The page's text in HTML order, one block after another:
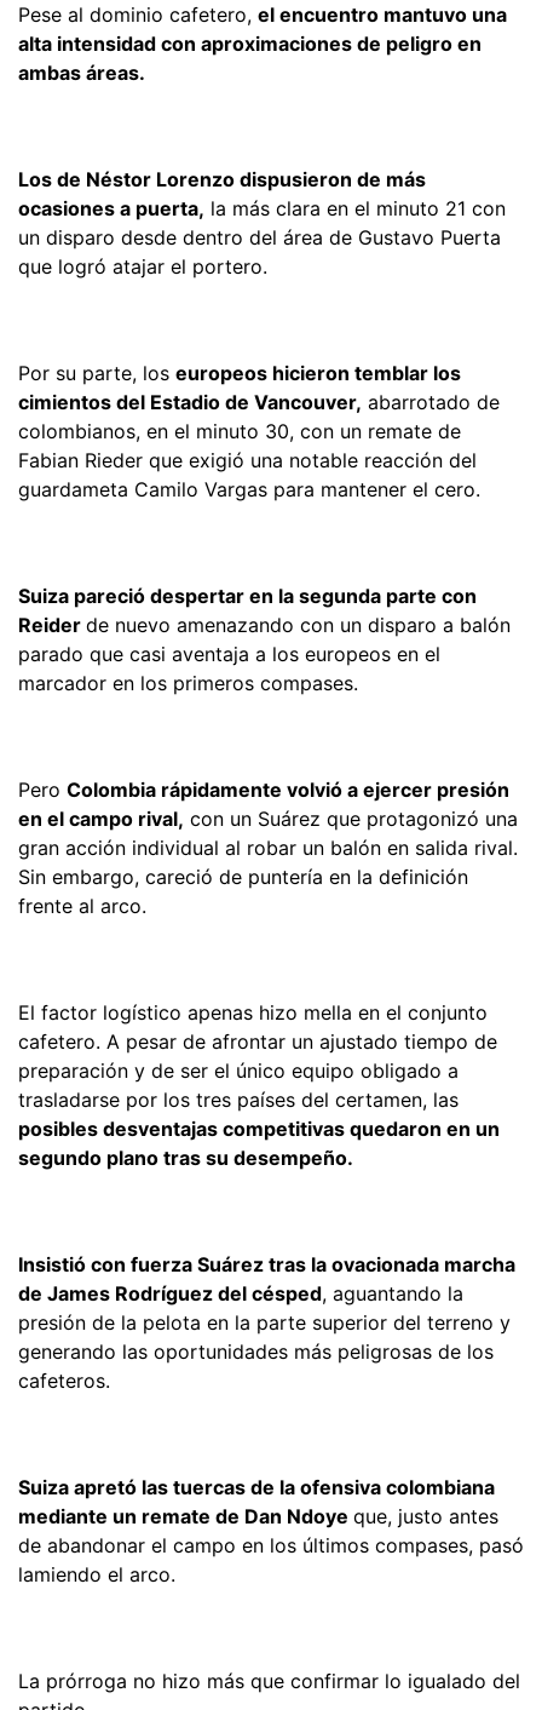
Pese al dominio cafetero, el encuentro mantuvo una
alta intensidad con aproximaciones de peligro en
ambas áreas.
Los de Néstor Lorenzo dispusieron de más
ocasiones a puerta, la más clara en el minuto 21 con
un disparo desde dentro del área de Gustavo Puerta
que logró atajar el portero.
Por su parte, los europeos hicieron temblar los
cimientos del Estadio de Vancouver, abarrotado de
colombianos, en el minuto 30, con un remate de
Fabian Rieder que exigió una notable reacción del
guardameta Camilo Vargas para mantener el cero.
Suiza pareció despertar en la segunda parte con
Reider de nuevo amenazando con un disparo a balón
parado que casi aventaja a los europeos en el
marcador en los primeros compases.
Pero Colombia rápidamente volvió a ejercer presión
en el campo rival, con un Suárez que protagonizó una
gran acción individual al robar un balón en salida rival.
Sin embargo, careció de puntería en la definición
frente al arco.
El factor logístico apenas hizo mella en el conjunto
cafetero. A pesar de afrontar un ajustado tiempo de
preparación y de ser el único equipo obligado a
trasladarse por los tres países del certamen, las
posibles desventajas competitivas quedaron en un
segundo plano tras su desempeño.
Insistió con fuerza Suárez tras la ovacionada marcha
de James Rodríguez del césped, aguantando la
presión de la pelota en la parte superior del terreno y
generando las oportunidades más peligrosas de los
cafeteros.
Suiza apretó las tuercas de la ofensiva colombiana
mediante un remate de Dan Ndoye que, justo antes
de abandonar el campo en los últimos compases, pasó
lamiendo el arco.
La prórroga no hizo más que confirmar lo igualado del